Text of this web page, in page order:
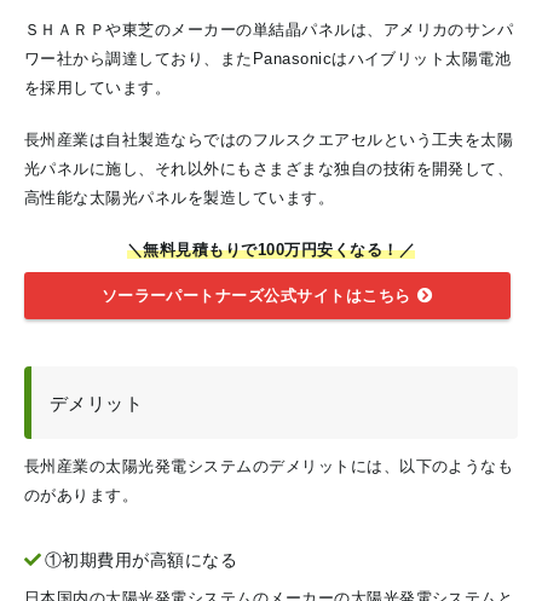
ＳＨＡＲＰや東芝のメーカーの単結晶パネルは、アメリカのサンパ
ワー社から調達しており、またPanasonicはハイブリット太陽電池
を採用しています。
長州産業は自社製造ならではのフルスクエアセルという工夫を太陽
光パネルに施し、それ以外にもさまざまな独自の技術を開発して、
高性能な太陽光パネルを製造しています。
＼無料見積もりで100万円安くなる！／
ソーラーパートナーズ公式サイトはこちら
デメリット
長州産業の太陽光発電システムのデメリットには、以下のようなも
のがあります。
①初期費用が高額になる